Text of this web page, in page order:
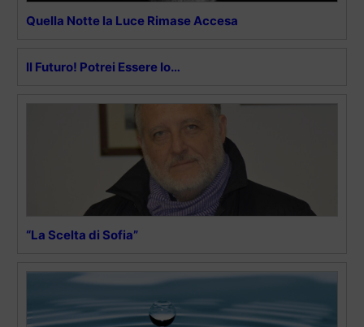
Quella Notte la Luce Rimase Accesa
Il Futuro! Potrei Essere Io…
“La Scelta di Sofia”